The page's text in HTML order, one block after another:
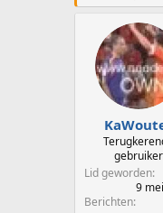
e
t
r
gebruiker
Lid geworden
9
Berichten